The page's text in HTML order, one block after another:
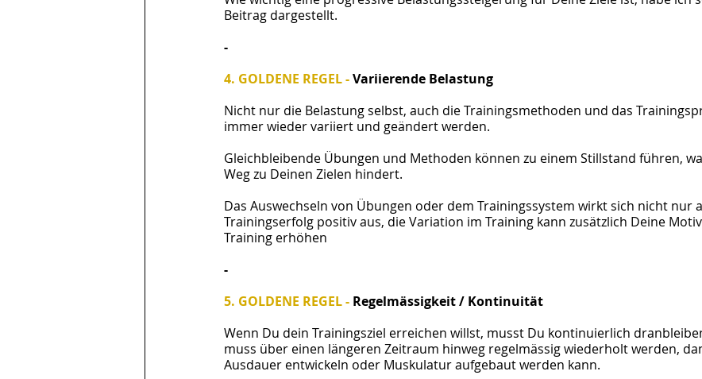
Beitrag dargestellt.
-
4. GOLDENE REGEL - Variierende Belastung
Nicht nur die Belastung selbst, auch die Trainingsmethoden und das
immer wieder variiert und geändert werden.
Gleichbleibende Übungen und Methoden können zu einem Stillstand führen,
Weg zu Deinen Zielen hindert.
Das Auswechseln von Übungen oder dem Trainingssystem wirkt sich nicht nur
Trainingserfolg positiv aus, die Variation im Training kann zusätzlich Deine
Training erhöhen
-
5. GOLDENE REGEL - Regelmässigkeit / Kontinuität
Wenn Du dein Trainingsziel erreichen willst, musst Du kontinuierlich
muss über einen längeren Zeitraum hinweg regelmässig wiederholt werden,
Ausdauer entwickeln oder Muskulatur aufgebaut werden kann.